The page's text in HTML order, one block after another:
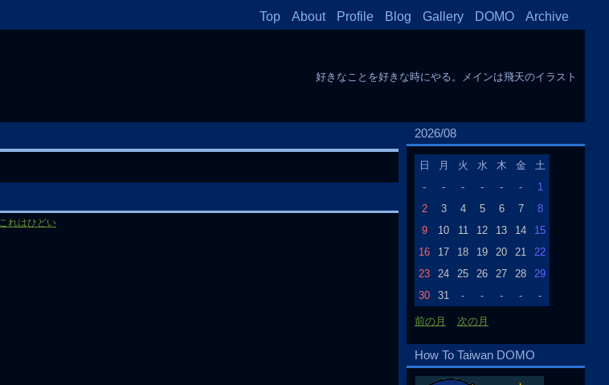
Top About Profile Blog Gallery DOMO Archive
好きなことを好きな時にやる。メインは飛天のイラスト
2026/08
日 月 火 水 木 金
土
-
- - - - -
1
2
3 4 5 6 7
8
9
10 11 12 13 14
15
16
17 18 19 20 21
22
23
24 25 26 27 28
29
30
31 - - - - -
前の月 次の月
How To Taiwan DOMO
これはひどい